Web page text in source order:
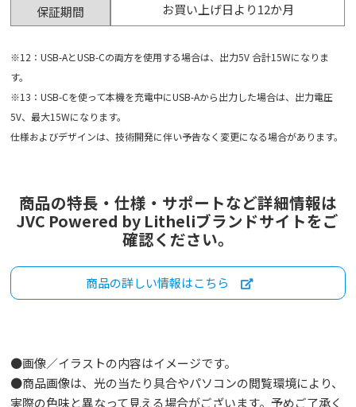
保証期間
お買い上げ日より12か月
※12：USB-AとUSB-Cの両方を使用する場合は、出力5V 合計15Wになりま
す。
※13：USB-Cを使って本機を充電中にUSB-Aから出力した場合は、出力電圧
5V、最大15Wになります。
仕様およびデザインは、技術開発に伴い予告なく変更になる場合があります。
商品の特長・仕様・サポートなど詳細情報は
JVC Powered by Litheliブランドサイトをご
確認ください。
商品の詳しい情報はこちら
●画像／イラストの内容はイメージです。
●商品画像は、光の当たり具合やパソコンの閲覧環境により、
実際の色味と異なって見える場合がございます。予めご了承く